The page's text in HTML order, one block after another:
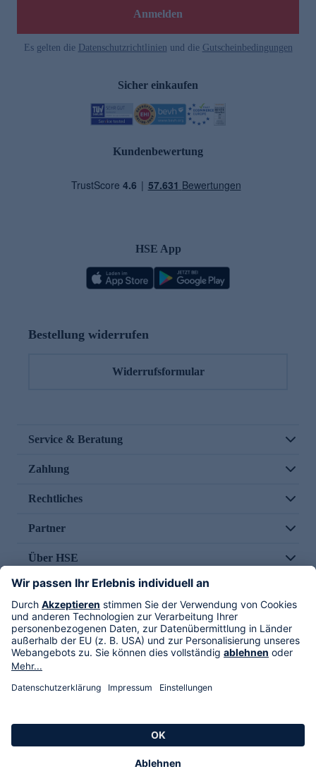
Anmelden
Es gelten die Datenschutzrichtlinien und die Gutscheinbedingungen
Sicher einkaufen
Kundenbewertung
HSE App
Bestellung widerrufen
Widerrufsformular
Service & Beratung
Zahlung
Rechtliches
Partner
Über HSE
Im TV
HSE International